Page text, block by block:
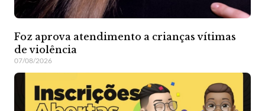
Foz aprova atendimento a crianças vítimas
de violência
07/08/2026